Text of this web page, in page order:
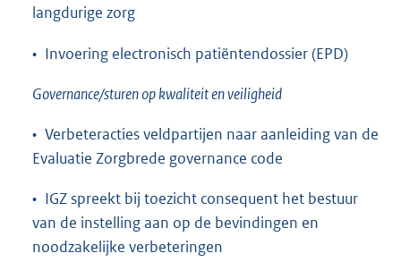
langdurige zorg
• Invoering electronisch patiëntendossier (EPD)
Governance/sturen op kwaliteit en veiligheid
• Verbeteracties veldpartijen naar aanleiding van de
Evaluatie Zorgbrede governance code
• IGZ spreekt bij toezicht consequent het bestuur
van de instelling aan op de bevindingen en
noodzakelijke verbeteringen